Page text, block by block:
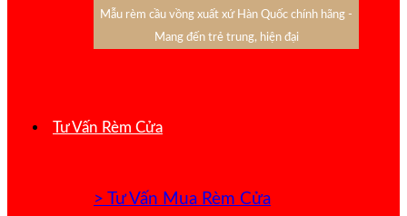
Mẫu rèm cầu vồng xuất xứ Hàn Quốc chính hãng -
Mang đến trẻ trung, hiện đại
Tư Vấn Rèm Cửa
> Tư Vấn Mua Rèm Cửa